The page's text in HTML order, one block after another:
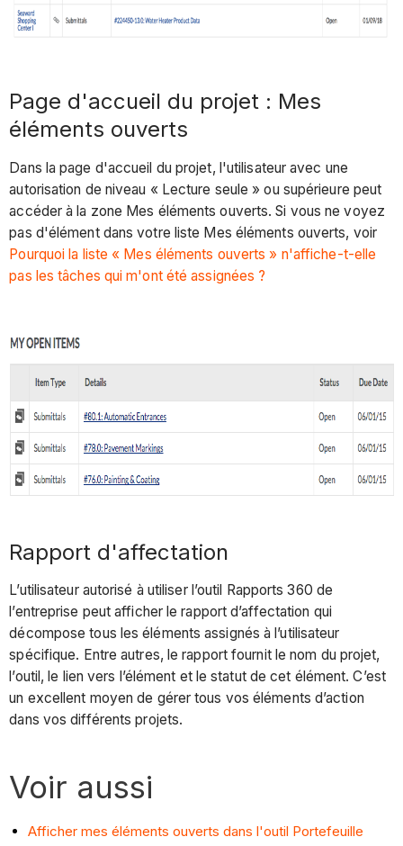
Page d'accueil du projet : Mes
éléments ouverts
Dans la page d'accueil du projet, l'utilisateur avec une
autorisation de niveau « Lecture seule » ou supérieure peut
accéder à la zone Mes éléments ouverts. Si vous ne voyez
pas d'élément dans votre liste Mes éléments ouverts, voir
Pourquoi la liste « Mes éléments ouverts » n'affiche-t-elle
pas les tâches qui m'ont été assignées ?
Rapport d'affectation
L’utilisateur autorisé à utiliser l’outil Rapports 360 de
l’entreprise peut afficher le rapport d’affectation qui
décompose tous les éléments assignés à l’utilisateur
spécifique. Entre autres, le rapport fournit le nom du projet,
l’outil, le lien vers l’élément et le statut de cet élément. C’est
un excellent moyen de gérer tous vos éléments d’action
dans vos différents projets.
Voir aussi
Afficher mes éléments ouverts dans l'outil Portefeuille